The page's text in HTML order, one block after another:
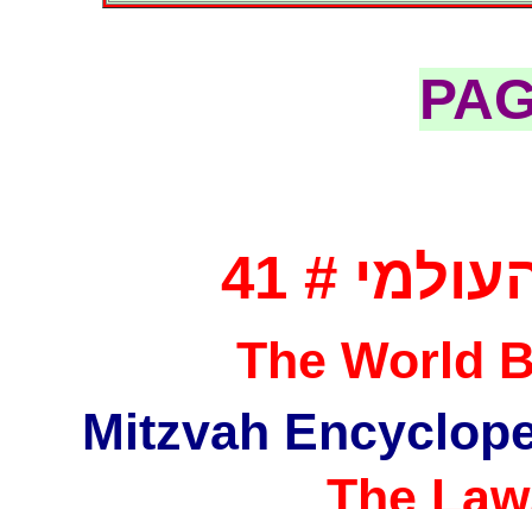
# 41
The World
The